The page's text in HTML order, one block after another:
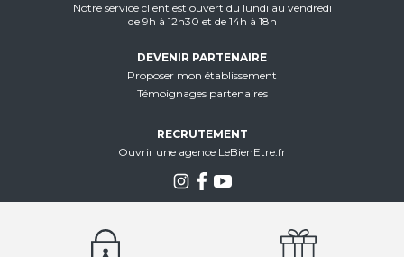
Notre service client est ouvert du lundi au vendredi
de 9h à 12h30 et de 14h à 18h
DEVENIR PARTENAIRE
Proposer mon établissement
Témoignages partenaires
RECRUTEMENT
Ouvrir une agence LeBienEtre.fr